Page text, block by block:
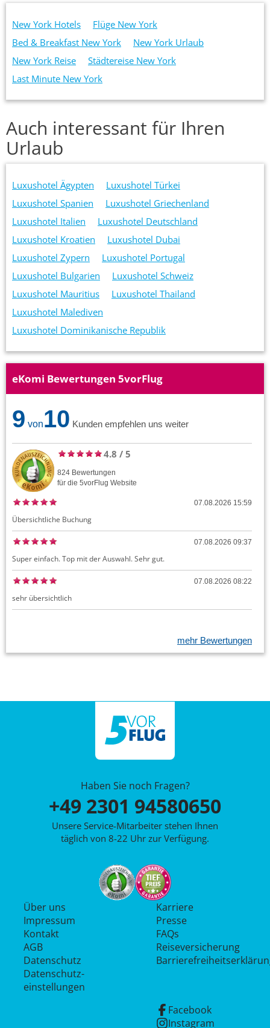
New York Hotels
Flüge New York
Bed & Breakfast New York
New York Urlaub
New York Reise
Städtereise New York
Last Minute New York
Auch interessant für Ihren
Urlaub
Luxushotel Ägypten
Luxushotel Türkei
Luxushotel Spanien
Luxushotel Griechenland
Luxushotel Italien
Luxushotel Deutschland
Luxushotel Kroatien
Luxushotel Dubai
Luxushotel Zypern
Luxushotel Portugal
Luxushotel Bulgarien
Luxushotel Schweiz
Luxushotel Mauritius
Luxushotel Thailand
Luxushotel Malediven
Luxushotel Dominikanische Republik
eKomi Bewertungen 5vorFlug
9 von10 Kunden empfehlen uns weiter
4.8 / 5
824 Bewertungen
für die 5vorFlug Website
07.08.2026 15:59
Übersichtliche Buchung
07.08.2026 09:37
Super einfach. Top mit der Auswahl. Sehr gut.
07.08.2026 08:22
sehr übersichtlich
mehr Bewertungen
Haben Sie noch Fragen?
+49 2301 94580650
Unsere Service-Mitarbeiter stehen Ihnen
täglich von 8-22 Uhr zur Verfügung.
Über uns
Impressum
Kontakt
AGB
Datenschutz
Datenschutz­
einstellungen
Karriere
Presse
FAQs
Reiseversicherung
Facebook
Instagram